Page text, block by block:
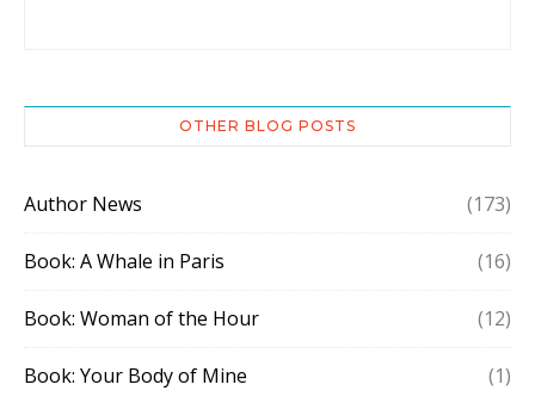
OTHER BLOG POSTS
Author News (173)
Book: A Whale in Paris (16)
Book: Woman of the Hour (12)
Book: Your Body of Mine (1)